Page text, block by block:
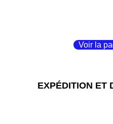
Voir la
EXPÉDITION ET